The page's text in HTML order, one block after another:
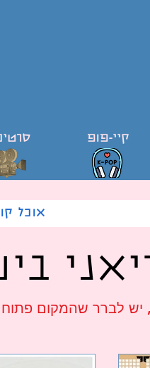
קיי-פופ
אוכל
יש לברר שהמקום פתוח